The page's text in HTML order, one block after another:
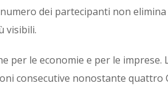
dei partecipanti non
visibili.
per le economie e per le
consecutive nonostante quattro